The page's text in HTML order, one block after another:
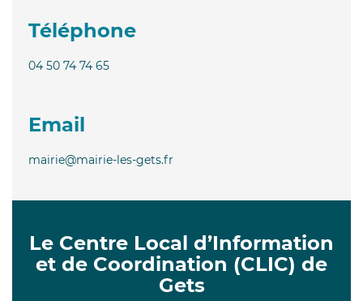
Téléphone
04 50 74 74 65
Email
mairie@mairie-les-gets.fr
Le Centre Local d’Information
et de Coordination (CLIC) de
Gets